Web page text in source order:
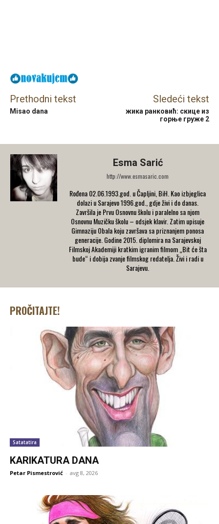
Prethodni tekst
Misao dana
Sledeći tekst
жика ранковић: скице из
горње груже 2
Esma Sarić
http://www.esmasaric.com
Rođena 02.06.1993.god. u Čapljini, BiH. Kao izbjeglica
dolazi u Sarajevo 1996.god., gdje živi i do danas.
Završila je Prvu Osnovnu školu i paralelno sa njom
Osnovnu Muzičku školu – odsjek klavir. Zatim upisuje
Gimnaziju Obala koju završava sa priznanjem ponosa
generacije. Godine 2015. diplomira na Sarajevskoj
Filmskoj Akademiji kratkim igranim filmom „Bit će šta
bude“ i dobija zvanje filmskog redatelja. Živi i radi u
Sarajevu.
PROČITAJTE!
Satatatira
KARIKATURA DANA
Petar Pismestrović - avg 8, 2026